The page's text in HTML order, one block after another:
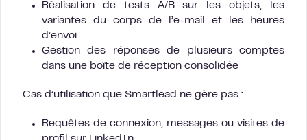
Réalisation de tests A/B sur les objets, les
variantes du corps de l’e-mail et les heures
d’envoi
Gestion des réponses de plusieurs comptes
dans une boîte de réception consolidée
Cas d’utilisation que Smartlead ne gère pas :
Requêtes de connexion, messages ou visites de